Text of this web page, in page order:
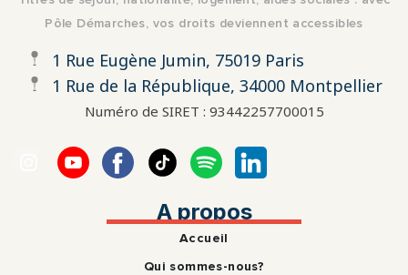
Pôle Démarches, vos droits deviennent accessibles
1 Rue Eugène Jumin, 75019 Paris
1 Rue de la République, 34000 Montpellier
Numéro de SIRET : 93442257700015
A propos
Accueil
Qui sommes-nous?